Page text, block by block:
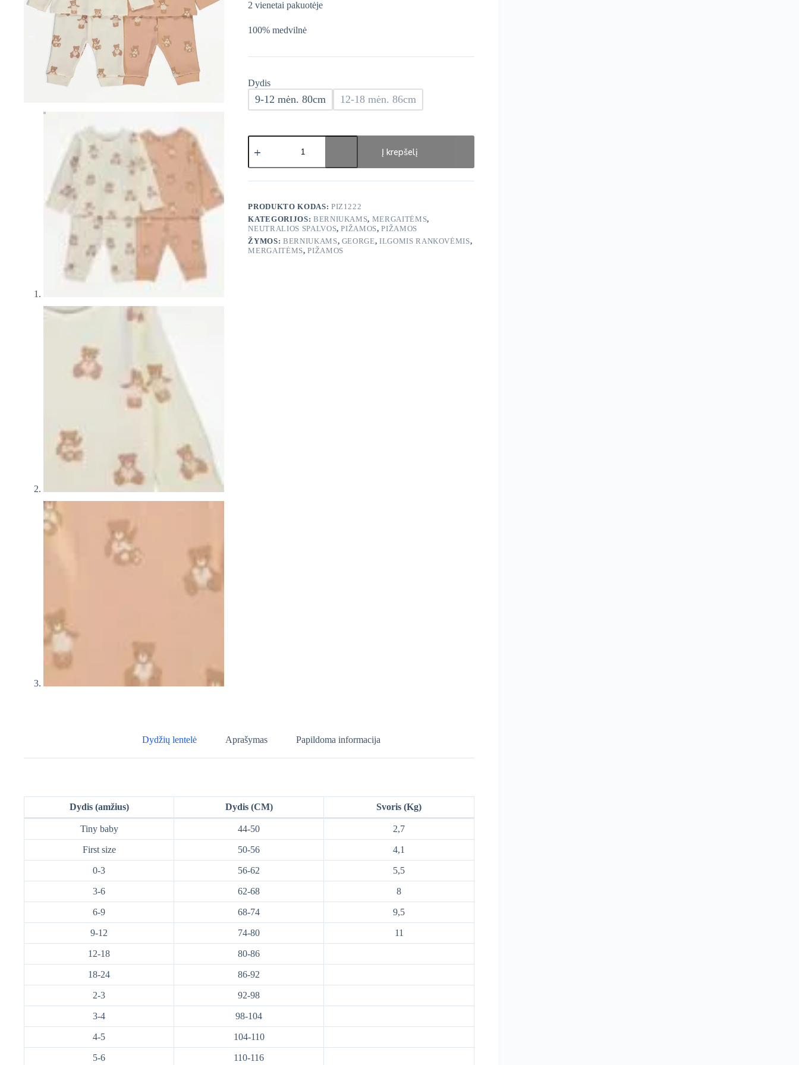
2 vienetai pakuotėje
100% medvilnė
Dydis
9-12 mėn. 80cm 12-18 mėn. 86cm
produkto
kiekis:
pižama
2vnt.
Į krepšelį
PRODUKTO KODAS: PIZ1222
KATEGORIJOS: BERNIUKAMS, MERGAITĖMS,
NEUTRALIOS SPALVOS,PIŽAMOS,PIŽAMOS
ŽYMOS:BERNIUKAMS, GEORGE,ILGOMIS RANKOVĖMIS,
MERGAITĖMS,PIŽAMOS
Dydžių lentelė Aprašymas Papildoma informacija
Dydis (amžius) Dydis (CM) Svoris (Kg)
Tiny baby 44-50 2,7
First size 50-56 4,1
0-3 56-62 5,5
3-6 62-68 8
6-9 68-74 9,5
9-12 74-80 11
12-18 80-86
18-24 86-92
2-3 92-98
3-4 98-104
4-5 104-110
5-6 110-116